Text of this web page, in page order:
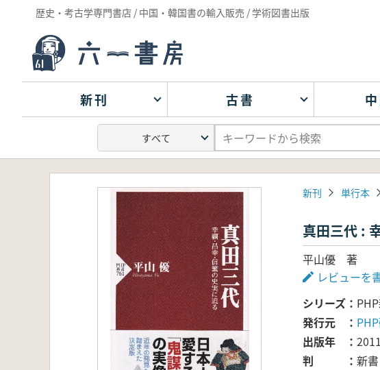
歴史・考古学専門書店 / 中国・韓国書の輸入販売 / 学術図書出版
新刊 古書
新刊 単行本
真田三代 :
平山優 著
レビューを
シリーズ
発行元
出版年
2011
判
新書